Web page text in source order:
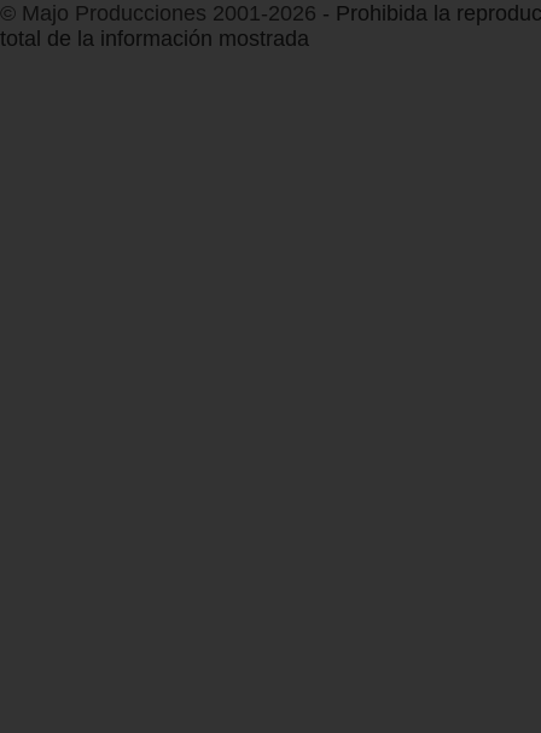
© Majo Producciones 2001-2026 - Prohibida la
total de la información mostrada